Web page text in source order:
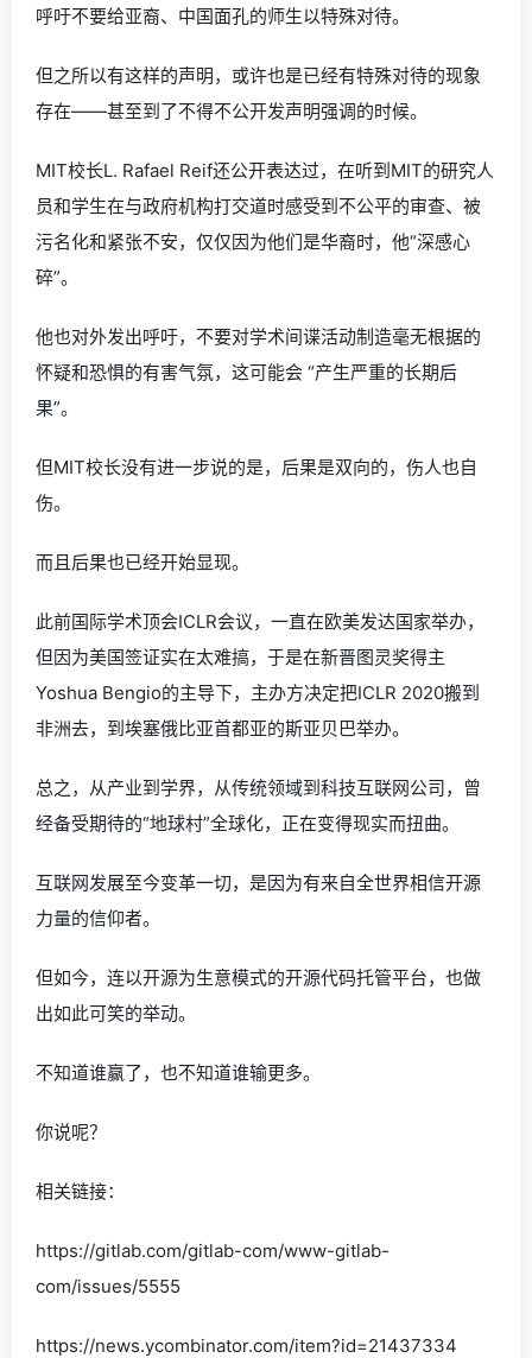
呼吁不要给亚裔、中国面孔的师生以特殊对待。
但之所以有这样的声明，或许也是已经有特殊对待的现象
存在——甚至到了不得不公开发声明强调的时候。
MIT校长L. Rafael Reif还公开表达过，在听到MIT的研究人
员和学生在与政府机构打交道时感受到不公平的审查、被
污名化和紧张不安，仅仅因为他们是华裔时，他“深感心
碎”。
他也对外发出呼吁，不要对学术间谍活动制造毫无根据的
怀疑和恐惧的有害气氛，这可能会 “产生严重的长期后
果”。
但MIT校长没有进一步说的是，后果是双向的，伤人也自
伤。
而且后果也已经开始显现。
此前国际学术顶会ICLR会议，一直在欧美发达国家举办，
但因为美国签证实在太难搞，于是在新晋图灵奖得主
Yoshua Bengio的主导下，主办方决定把ICLR 2020搬到
非洲去，到埃塞俄比亚首都亚的斯亚贝巴举办。
总之，从产业到学界，从传统领域到科技互联网公司，曾
经备受期待的“地球村”全球化，正在变得现实而扭曲。
互联网发展至今变革一切，是因为有来自全世界相信开源
力量的信仰者。
但如今，连以开源为生意模式的开源代码托管平台，也做
出如此可笑的举动。
不知道谁赢了，也不知道谁输更多。
你说呢？
相关链接：
https://gitlab.com/gitlab-com/www-gitlab-
com/issues/5555
https://news.ycombinator.com/item?id=21437334